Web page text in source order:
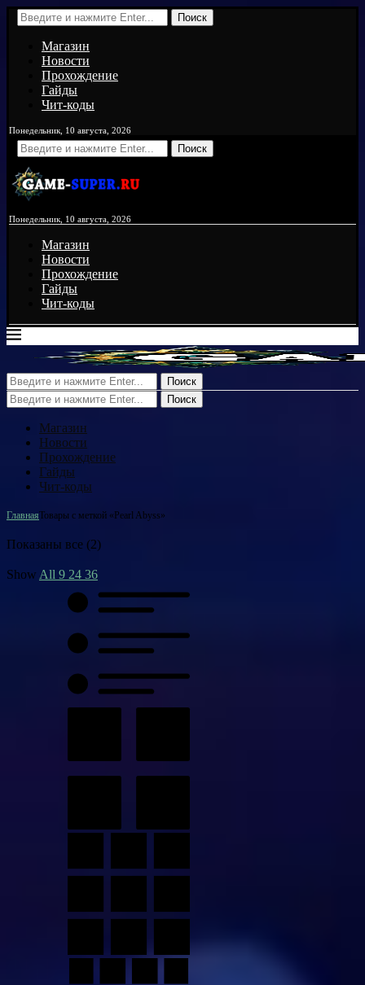
Поиск
Магазин
Новости
Прохождение
Гайды
Чит-коды
Понедельник, 10 августа, 2026
Поиск
Понедельник, 10 августа, 2026
Магазин
Новости
Прохождение
Гайды
Чит-коды
Поиск
Поиск
Магазин
Новости
Прохождение
Гайды
Чит-коды
ГлавнаяТовары с меткой «Pearl Abyss»
Показаны все (2)
Show All 9 24 36